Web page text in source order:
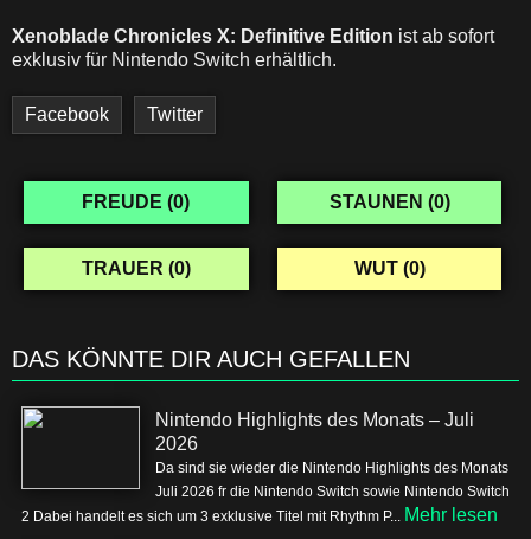
Xenoblade Chronicles X: Definitive Edition ist ab sofort
exklusiv für Nintendo Switch erhältlich.
Facebook Twitter
FREUDE (0) STAUNEN (0)
TRAUER (0) WUT (0)
DAS KÖNNTE DIR AUCH GEFALLEN
Nintendo Highlights des Monats – Juli
2026
Da sind sie wieder die Nintendo Highlights des Monats
Juli 2026 fr die Nintendo Switch sowie Nintendo Switch
2 Dabei handelt es sich um 3 exklusive Titel mit Rhythm P... Mehr lesen